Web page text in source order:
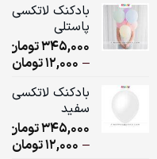
بادکنک لاتکسی
پاستلی
345,000تومان
–
12,000تومان
بادکنک لاتکسی
سفید
345,000تومان
–
12,000تومان